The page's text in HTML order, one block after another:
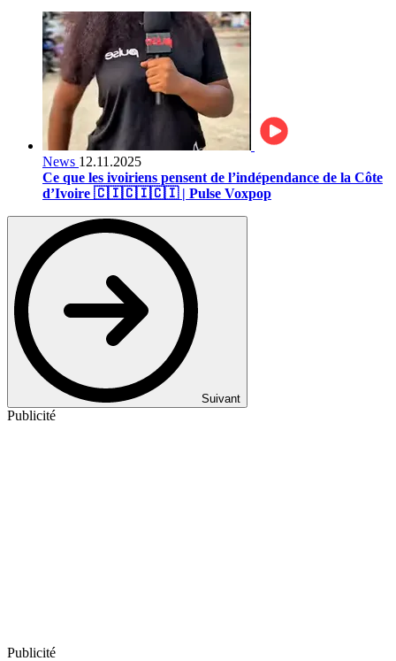
News 12.11.2025
Ce que les ivoiriens pensent de l’indépendance de la Côte
d’Ivoire 🇨🇮🇨🇮🇨🇮 | Pulse Voxpop
Suivant
Publicité
Publicité